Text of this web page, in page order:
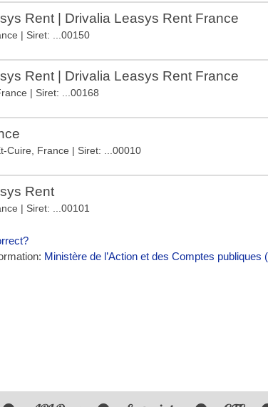
Rent | Drivalia Leasys Rent France
| Siret: ...00150
Rent | Drivalia Leasys Rent France
| Siret: ...00168
Cuire, France | Siret: ...00010
Rent
| Siret: ...00101
Ministère de l’Action et des Comptes